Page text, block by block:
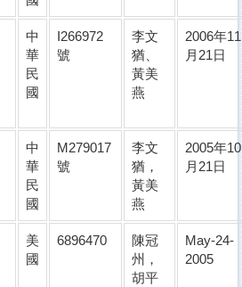
中
華
民
國
I266972
號
李文
猶、
黃美
燕
2006年11
月21日
中
華
民
國
M279017
號
李文
猶，
黃美
燕
2005年10
月21日
美
國
6896470
陳冠
州，
胡平
May-24-
2005